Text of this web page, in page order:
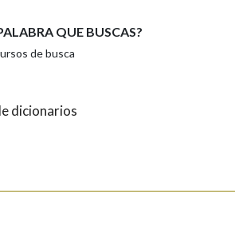
QUE BUSCAS?
de busca
dicionarios